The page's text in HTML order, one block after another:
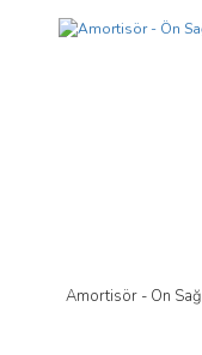
Amortisör - Ön Sağ